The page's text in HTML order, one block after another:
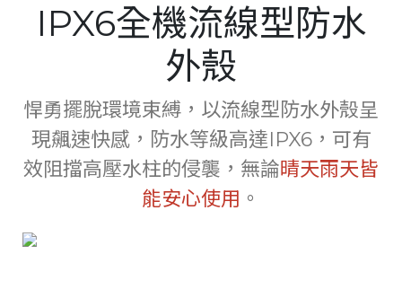
Lithuania
Middle East
Montenegro
New Zealand
North Macedonia
IPX6全機流線型防水
外殼
悍勇擺脫環境束縛，以流線型防水外殼呈
現飆速快感，防水等級高達IPX6，可有
效阻擋高壓水柱的侵襲，無論晴天雨天皆
能安心使用 。